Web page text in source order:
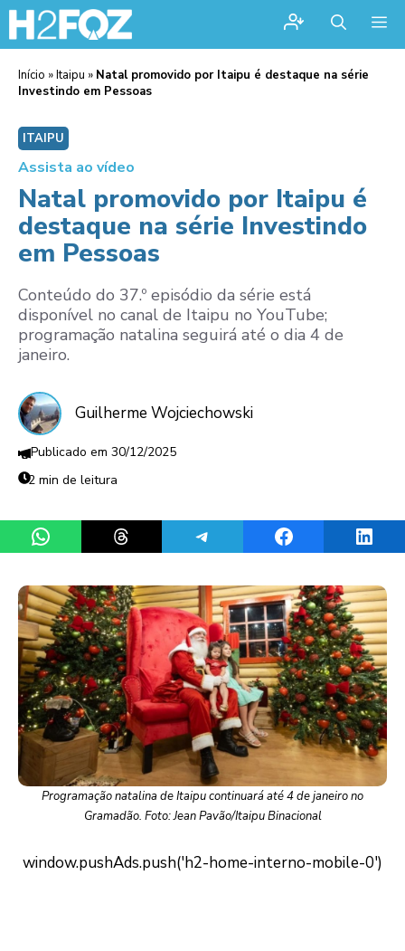
Início »Itaipu » Natal promovido por Itaipu é destaque na série
Investindo em Pessoas
ITAIPU
Assista ao vídeo
Natal promovido por Itaipu é
destaque na série Investindo
em Pessoas
Conteúdo do 37.º episódio da série está
disponível no canal de Itaipu no YouTube;
programação natalina seguirá até o dia 4 de
janeiro.
Guilherme Wojciechowski
30/12/2025
2 min de leitura
Share on WhatsAppShare on ThreadsShare on TelegramShare on Facebook
Programação natalina de Itaipu continuará até 4 de janeiro no
Gramadão. Foto: Jean Pavão/Itaipu Binacional